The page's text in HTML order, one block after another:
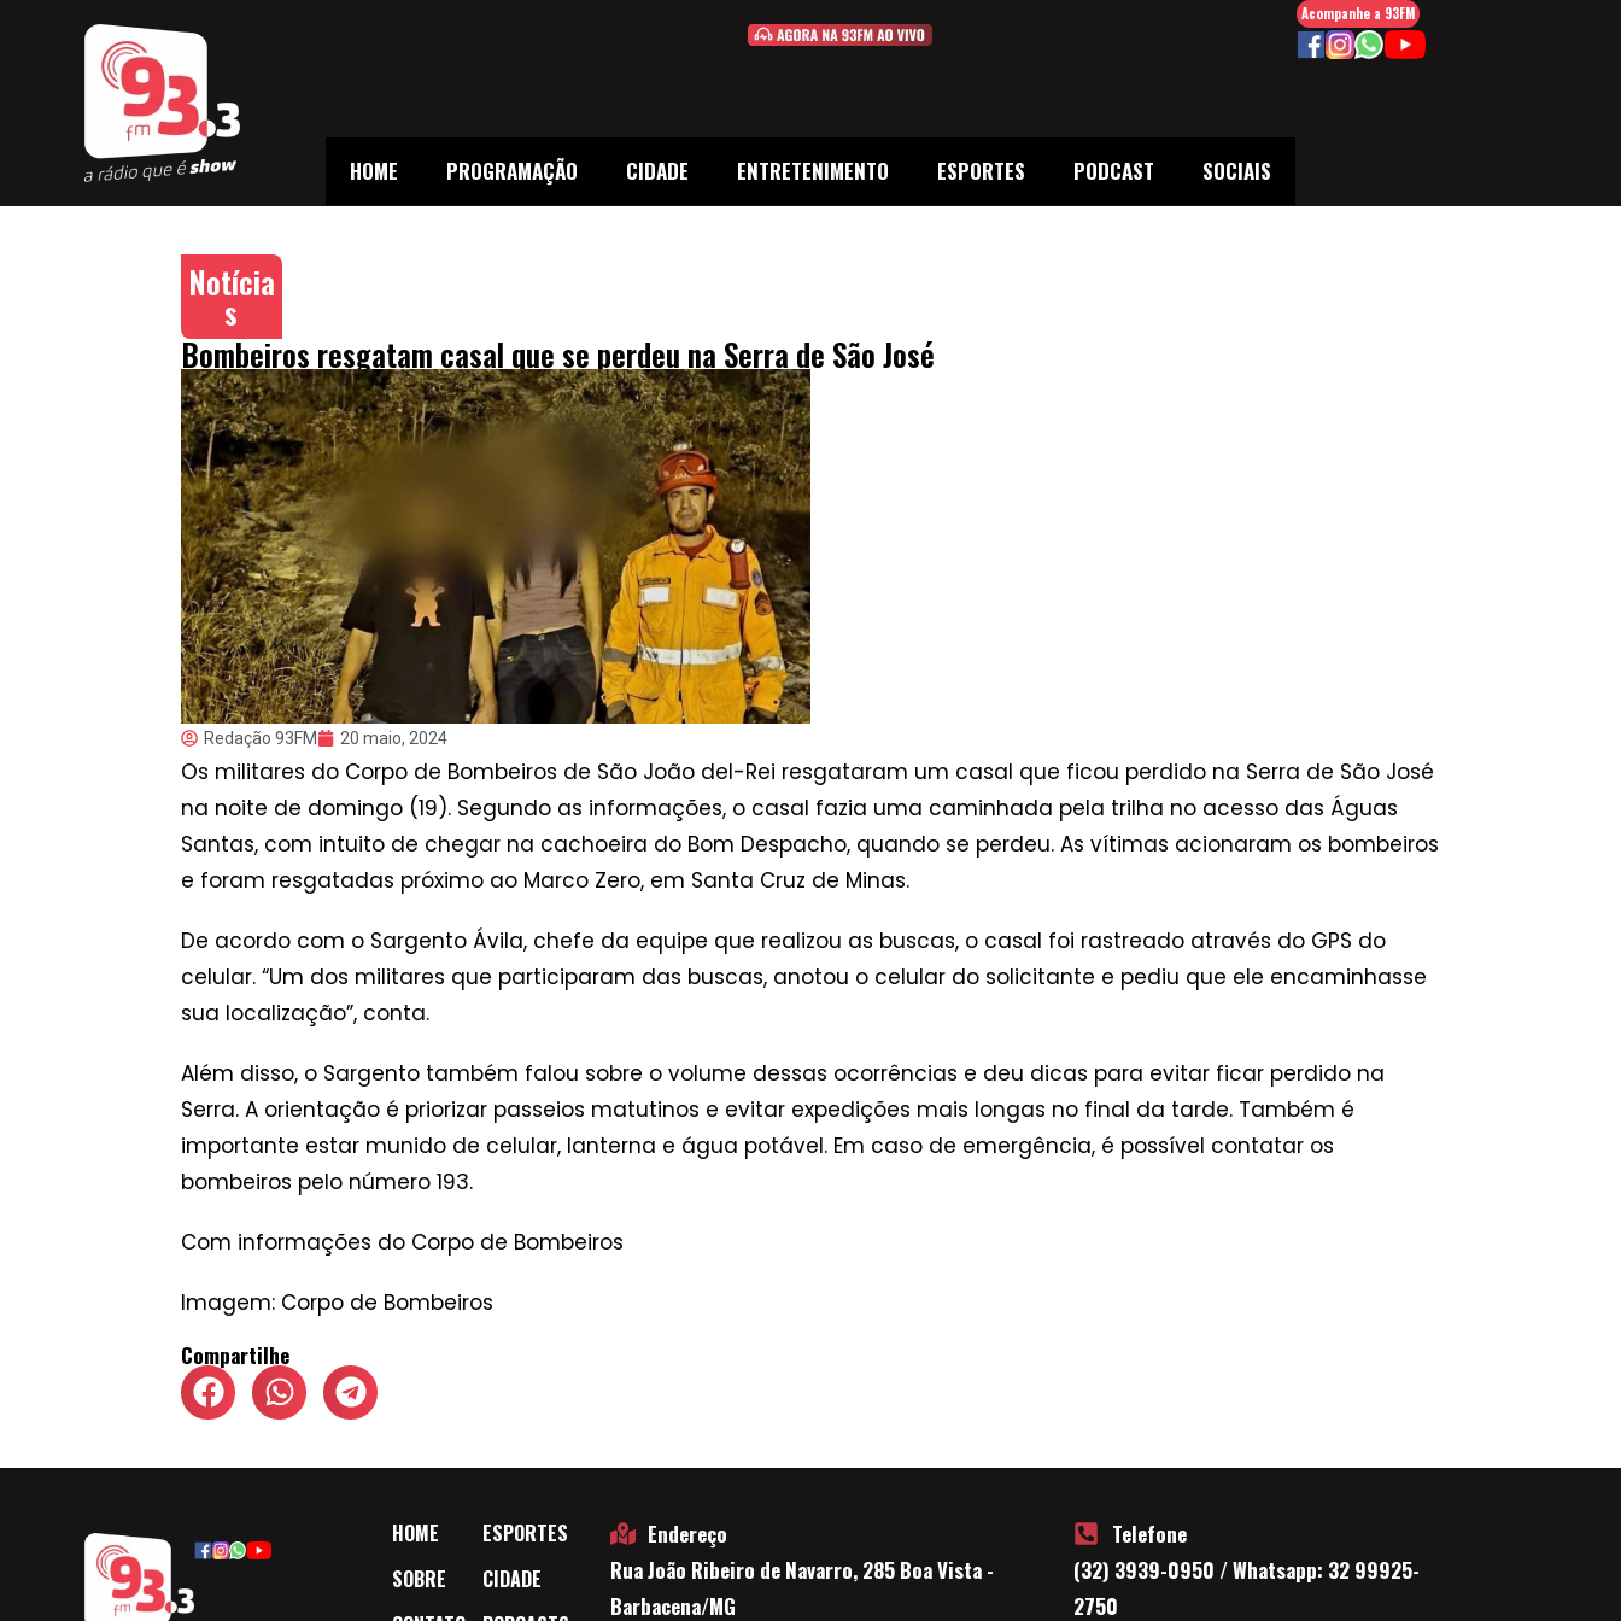
HOME PROGRAMAÇÃO CIDADE ENTRETENIMENTO ESPORTES PODCAST SOCIAIS
Acompanhe a 93FM
Notícia
s
Bombeiros resgatam casal que se perdeu na Serra de São José
Redação 93FM 20 maio, 2024
Os militares do Corpo de Bombeiros de São João del-Rei resgataram um casal que ficou perdido na Serra de São José
na noite de domingo (19). Segundo as informações, o casal fazia uma caminhada pela trilha no acesso das Águas
Santas, com intuito de chegar na cachoeira do Bom Despacho, quando se perdeu. As vítimas acionaram os bombeiros
e foram resgatadas próximo ao Marco Zero, em Santa Cruz de Minas.
De acordo com o Sargento Ávila, chefe da equipe que realizou as buscas, o casal foi rastreado através do GPS do
celular. “Um dos militares que participaram das buscas, anotou o celular do solicitante e pediu que ele encaminhasse
sua localização”, conta.
Além disso, o Sargento também falou sobre o volume dessas ocorrências e deu dicas para evitar ficar perdido na
Serra. A orientação é priorizar passeios matutinos e evitar expedições mais longas no final da tarde. Também é
importante estar munido de celular, lanterna e água potável. Em caso de emergência, é possível contatar os
bombeiros pelo número 193.
Com informações do Corpo de Bombeiros
Imagem: Corpo de Bombeiros
Compartilhe
HOME
SOBRE
ESPORTES
CIDADE
Endereço
Rua João Ribeiro de Navarro, 285 Boa Vista -
Barbacena/MG
Telefone
(32) 3939-0950 / Whatsapp: 32 99925-
2750